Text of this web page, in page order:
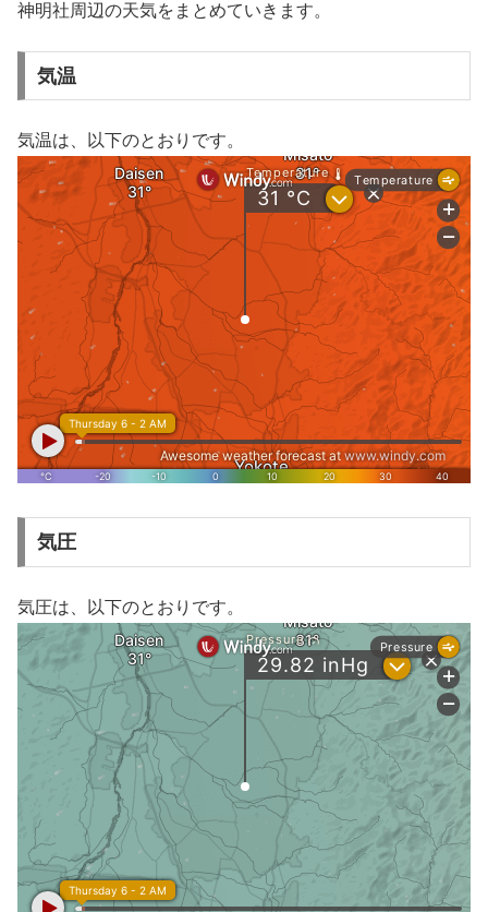
神明社周辺の天気をまとめていきます。
気温
気温は、以下のとおりです。
気圧
気圧は、以下のとおりです。